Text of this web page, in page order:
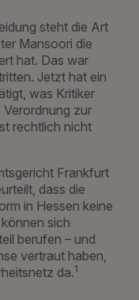
steht die Art
Mansoori die
hat. Das war
Jetzt hat ein
was Kritiker
Verordnung zur
rechtlich nicht
Frankfurt
dass die
in Hessen keine
sich
berufen – und
vertraut haben,
da.1